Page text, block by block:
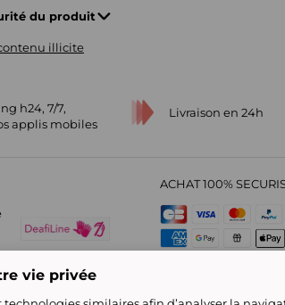
du produit
illicite
h24, 7/7,
applis mobiles
Livraison en 24h
ACHAT 100%
vie privée